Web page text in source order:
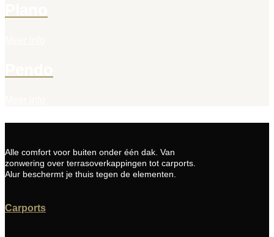
Alle comfort voor buiten onder één dak. Van
zonwering over terrasoverkappingen tot carports.
Alur beschermt je thuis tegen de elementen.
Carports